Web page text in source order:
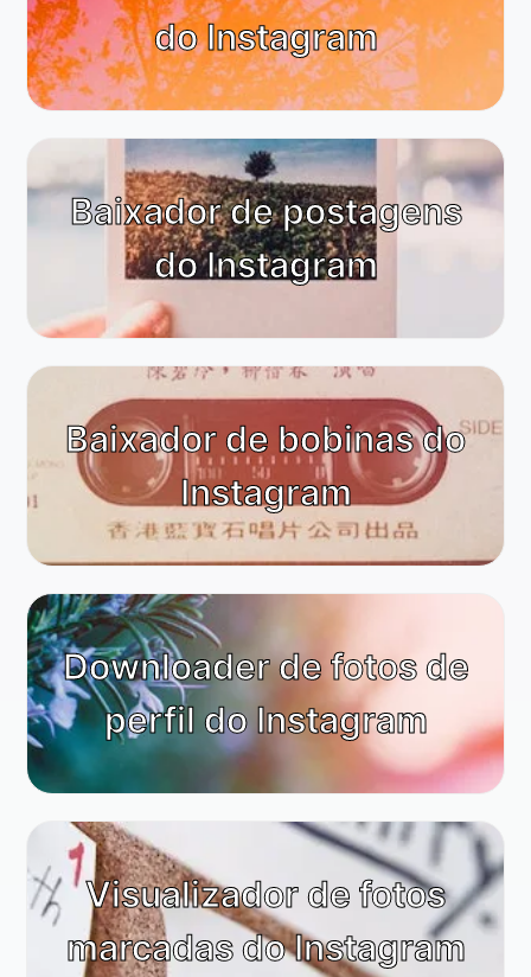
do Instagram
Baixador de postagens
do Instagram
Baixador de bobinas do
Instagram
Downloader de fotos de
perfil do Instagram
Visualizador de fotos
marcadas do Instagram